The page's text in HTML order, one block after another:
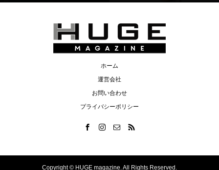
ホーム
運営会社
お問い合わせ
プライバシーポリシー
Copyright © HUGE magazine. All Rights Reserved.